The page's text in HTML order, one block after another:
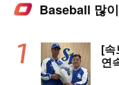
Baseball 많
[속
연